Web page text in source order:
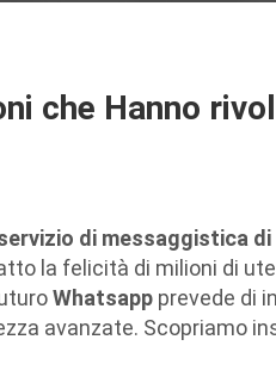
che Hanno
di messaggistica
la felicità di milioni di
Whatsapp prevede di
avanzate. Scopriamo